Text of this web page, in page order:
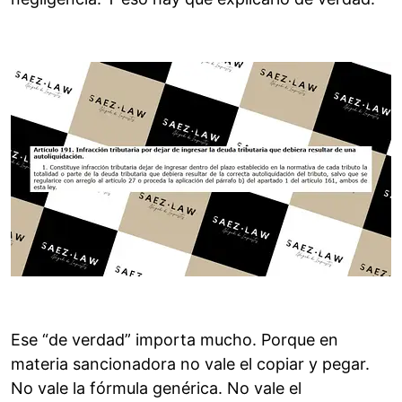
Ese “de verdad” importa mucho. Porque en
materia sancionadora no vale el copiar y pegar.
No vale la fórmula genérica. No vale el